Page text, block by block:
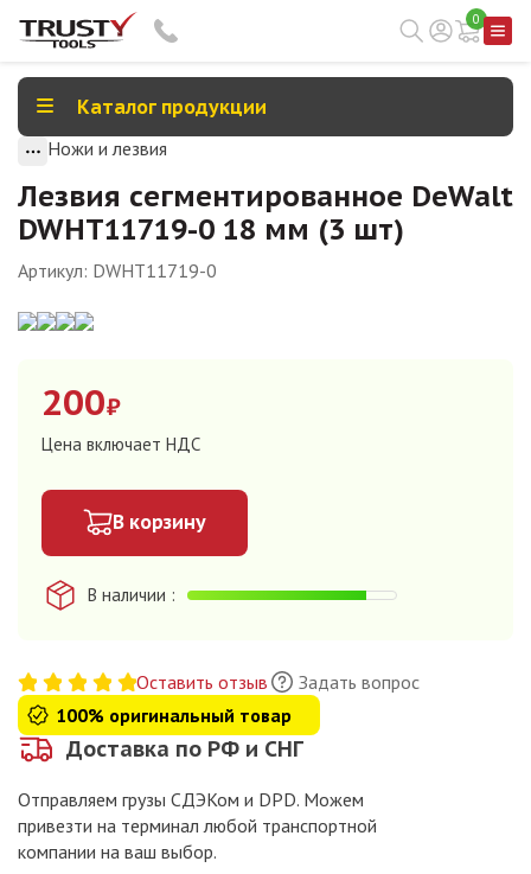
0
Каталог продукции
Ножи и лезвия
Лезвия сегментированное DeWalt
DWHT11719-0 18 мм (3 шт)
Артикул: DWHT11719-0
200₽
Цена включает НДС
В корзину
В наличии
Оставить отзыв
Задать вопрос
100% оригинальный товар
Доставка по РФ и СНГ
Отправляем грузы СДЭКом и DPD. Можем
привезти на терминал любой транспортной
компании на ваш выбор.